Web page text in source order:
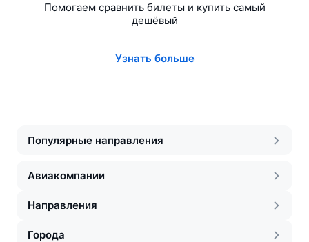
Помогаем сравнить билеты и купить самый
дешёвый
Узнать больше
Популярные направления
Авиакомпании
Направления
Города